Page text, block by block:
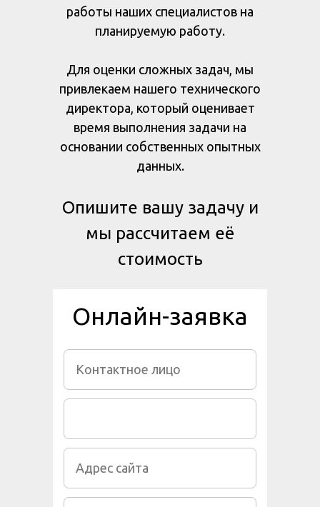
работы наших специалистов на
планируемую работу.
Для оценки сложных задач, мы
привлекаем нашего технического
директора, который оценивает
время выполнения задачи на
основании собственных опытных
данных.
Опишите вашу задачу и
мы рассчитаем её
стоимость
Онлайн-заявка